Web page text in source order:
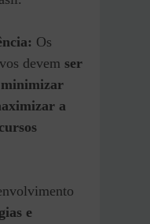
Os
devem ser
a
e